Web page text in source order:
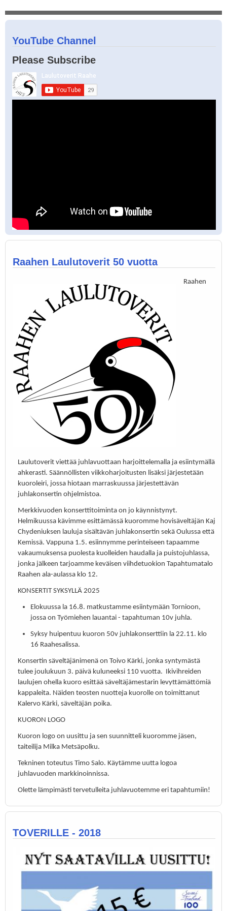
YouTube Channel
Please Subscribe
Raahen Laulutoverit 50 vuotta
Raahen
Laulutoverit viettää juhlavuottaan harjoittelemalla ja esiintymällä
ahkerasti. Säännöllisten viikkoharjoitusten lisäksi järjestetään
kuoroleiri, jossa hiotaan marraskuussa järjestettävän
juhlakonsertin ohjelmistoa.
Merkkivuoden konserttitoiminta on jo käynnistynyt.
Helmikuussa kävimme esittämässä kuoromme hovisäveltäjän Kaj
Chydeniuksen lauluja sisältävän juhlakonsertin sekä Oulussa että
Kemissä. Vappuna 1.5. esiinnymme perinteiseen tapaamme
vakaumuksensa puolesta kuolleiden haudalla ja puistojuhlassa,
jonka jälkeen tarjoamme keväisen viihdetuokion Tapahtumatalo
Raahen ala-aulassa klo 12.
KONSERTIT SYKSYLLÄ 2025
Elokuussa la 16.8. matkustamme esiintymään Tornioon,
jossa on Työmiehen lauantai - tapahtuman 10v juhla.
Syksy huipentuu kuoron 50v juhlakonserttiin la 22.11. klo
16 Raahesalissa.
Konsertin säveltäjänimenä on Toivo Kärki, jonka syntymästä
tulee joulukuun 3. päivä kuluneeksi 110 vuotta. Ikivihreiden
laulujen ohella kuoro esittää säveltäjämestarin levyttämättömiä
kappaleita. Näiden teosten nuotteja kuorolle on toimittanut
Kalervo Kärki, säveltäjän poika.
KUORON LOGO
Kuoron logo on uusittu ja sen suunnitteli kuoromme jäsen,
taiteilija Milka Metsäpolku.
Tekninen toteutus Timo Salo. Käytämme uutta logoa
juhlavuoden markkinoinnissa.
Olette lämpimästi tervetulleita juhlavuotemme eri tapahtumiin!
TOVERILLE - 2018